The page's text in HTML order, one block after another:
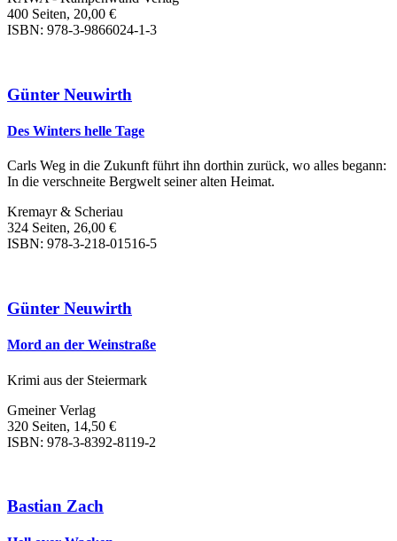
400 Seiten, 20,00 €
ISBN: 978-3-9866024-1-3
Günter Neuwirth
Des Winters helle Tage
Carls Weg in die Zukunft führt ihn dorthin zurück, wo alles begann:
In die verschneite Bergwelt seiner alten Heimat.
Kremayr & Scheriau
324 Seiten, 26,00 €
ISBN: 978-3-218-01516-5
Günter Neuwirth
Mord an der Weinstraße
Krimi aus der Steiermark
Gmeiner Verlag
320 Seiten, 14,50 €
ISBN: 978-3-8392-8119-2
Bastian Zach